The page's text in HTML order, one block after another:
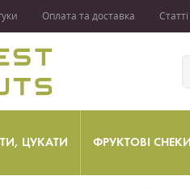
Оплата та доставка Статті
ЦУКАТИ ФРУКТОВІ СНЕКИ